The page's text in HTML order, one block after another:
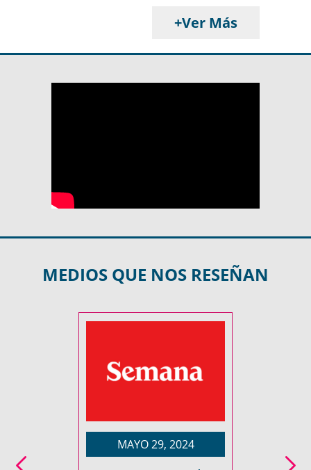
+Ver Más
MEDIOS QUE NOS RESEÑAN
MAYO 29, 2024